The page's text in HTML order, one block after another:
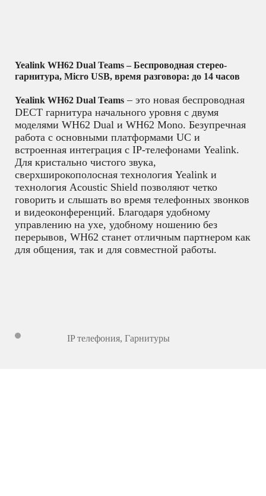
Yealink WH62 Dual Teams – Беспроводная стерео-
гарнитура, Micro USB, время разговора: до 14 часов
Yealink WH62 Dual Teams – это новая беспроводная
DECT гарнитура начального уровня с двумя
моделями WH62 Dual и WH62 Mono. Безупречная
работа с основными платформами UC и
встроенная интеграция с IP-телефонами Yealink.
Для кристально чистого звука,
сверхширокополосная технология Yealink и
технология Acoustic Shield позволяют четко
говорить и слышать во время телефонных звонков
и видеоконференций. Благодаря удобному
управлению на ухе, удобному ношению без
перерывов, WH62 станет отличным партнером как
для общения, так и для совместной работы.
IP телефония, Гарнитуры